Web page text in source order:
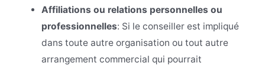
Affiliations ou relations personnelles ou
professionnelles: Si le conseiller est impliqué
dans toute autre organisation ou tout autre
arrangement commercial qui pourrait